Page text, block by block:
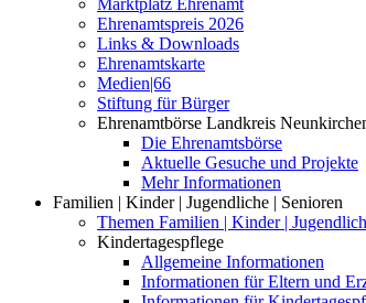
Ehrenamtspreis 2026
Links & Downloads
Ehrenamtskarte
Medien|66
Stiftung für Bürger
Ehrenamtbörse Landkreis
Die Ehrenamtsbörse
Aktuelle Gesuche und Projekte
Mehr Informationen
Familien | Kinder | Jugendliche | Senioren
Themen Familien | Kinder |
Kindertagespflege
Allgemeine Informationen
Informationen für Eltern und